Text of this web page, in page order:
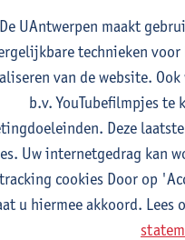
Biomedische
& functies
De UAntwerpen maakt
technieken
van de website.
b.v. YouTubefilmpjes te
Deze
Uw internetgedrag kan
cookies Door op
u hiermee akkoord. Lees